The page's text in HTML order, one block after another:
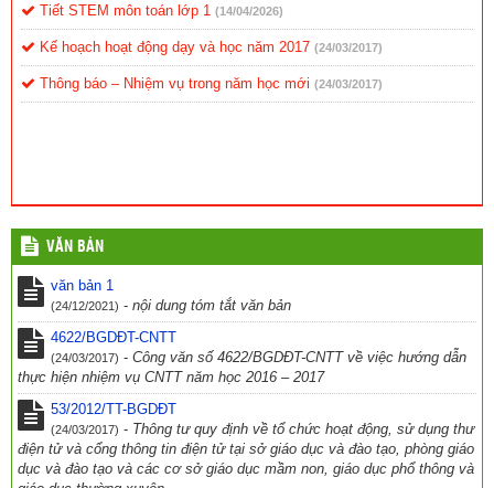
Tiết STEM môn toán lớp 1 (14/04/2026)
Kế hoạch hoạt động dạy và học năm 2017 (24/03/2017)
Thông báo – Nhiệm vụ trong năm học mới (24/03/2017)
VĂN BẢN
văn bản 1
(24/12/2021) - nội dung tóm tắt văn bản
4622/BGDĐT-CNTT
(24/03/2017) - Công văn số 4622/BGDĐT-CNTT về việc hướng dẫn
thực hiện nhiệm vụ CNTT năm học 2016 – 2017
53/2012/TT-BGDĐT
(24/03/2017) - Thông tư quy định về tổ chức hoạt động, sử dụng thư
điện tử và cổng thông tin điện tử tại sở giáo dục và đào tạo, phòng giáo
dục và đào tạo và các cơ sở giáo dục mầm non, giáo dục phổ thông và